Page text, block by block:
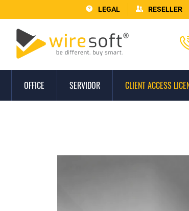
LEGAL RESELLER
OFFICE SERVIDOR CLIENT ACCESS